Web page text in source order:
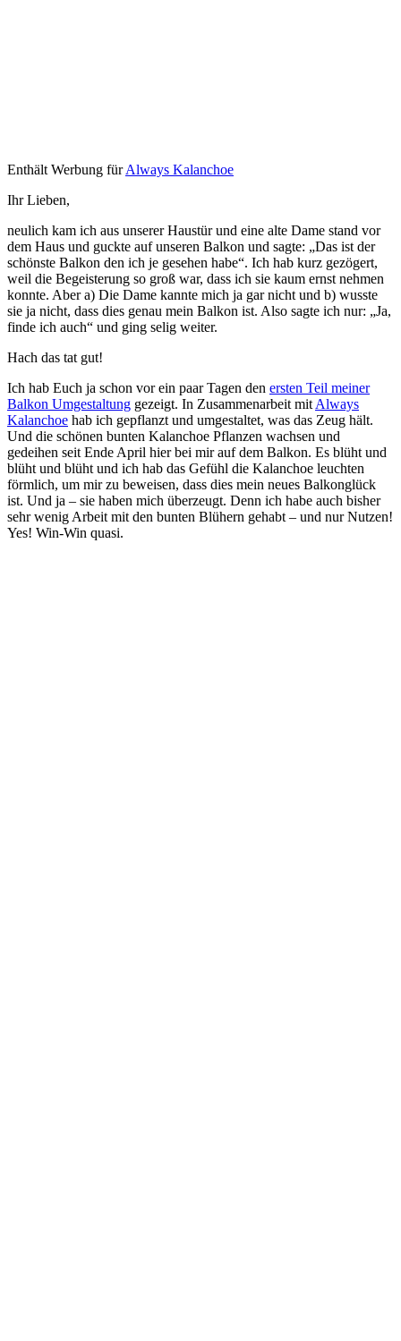
Enthält Werbung fürAlways Kalanchoe
Ihr Lieben,
neulich kam ich aus unserer Haustür und eine alte Dame stand vor
dem Haus und guckte auf unseren Balkon und sagte: „Das ist der
schönste Balkon den ich je gesehen habe“. Ich hab kurz gezögert,
weil die Begeisterung so groß war, dass ich sie kaum ernst nehmen
konnte. Aber a) Die Dame kannte mich ja gar nicht und b) wusste
sie ja nicht, dass dies genau mein Balkon ist. Also sagte ich nur: „Ja,
finde ich auch“ und ging selig weiter.
Hach das tat gut!
Ich hab Euch ja schon vor ein paar Tagen den ersten Teil meiner
Balkon Umgestaltung gezeigt. In Zusammenarbeit mit Always
Kalanchoe hab ich gepflanzt und umgestaltet, was das Zeug hält.
Und die schönen bunten Kalanchoe Pflanzen wachsen und
gedeihen seit Ende April hier bei mir auf dem Balkon. Es blüht und
blüht und blüht und ich hab das Gefühl die Kalanchoe leuchten
förmlich, um mir zu beweisen, dass dies mein neues Balkonglück
ist. Und ja – sie haben mich überzeugt. Denn ich habe auch bisher
sehr wenig Arbeit mit den bunten Blühern gehabt – und nur Nutzen!
Yes! Win-Win quasi.